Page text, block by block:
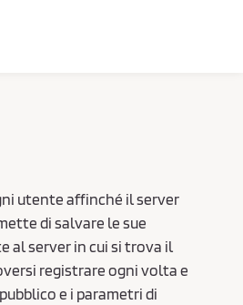
utente affinché il server
di salvare le sue
al server in cui si trova il
registrare ogni volta e
e i parametri di